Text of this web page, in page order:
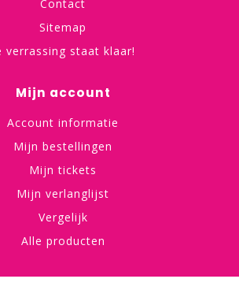
Contact
Sitemap
verrassing staat klaar!
Mijn account
Account informatie
Mijn bestellingen
Mijn tickets
Mijn verlanglijst
Vergelijk
Alle producten